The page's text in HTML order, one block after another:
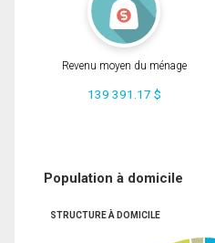
Revenu moyen du ménage
139 391.17 $
Population à domicile
STRUCTURE À DOMICILE